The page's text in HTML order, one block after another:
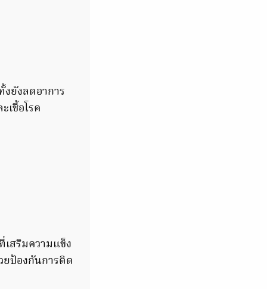
งยังลดอาการ
เชื้อโรค
เสริมความแข็ง
ยป้องกันการติด